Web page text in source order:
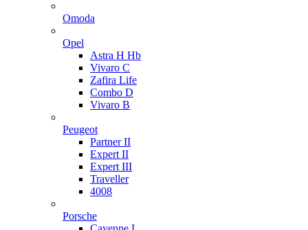
Omoda
Opel
Astra H Hb
Vivaro C
Zafira Life
Combo D
Vivaro B
Peugeot
Partner II
Expert II
Expert III
Traveller
4008
Porsche